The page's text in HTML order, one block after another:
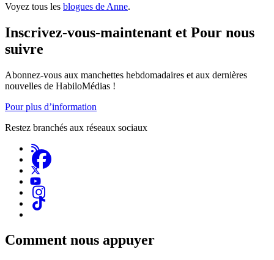
Voyez tous les blogues de Anne.
Inscrivez-vous-maintenant et Pour nous
suivre
Abonnez-vous aux manchettes hebdomadaires et aux dernières
nouvelles de HabiloMédias !
Pour plus d’information
Restez branchés aux réseaux sociaux
Comment nous appuyer